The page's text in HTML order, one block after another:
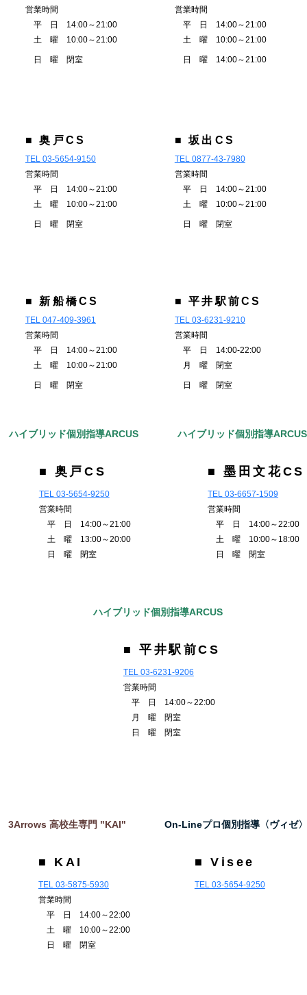
営業時間
平 日 14:00～21:00
土 曜 10:00～21:00
日 曜 閉室
営業時間
平 日 14:00～21:00
土 曜 10:00～21:00
日 曜 14:00～21:00
■ 奥戸CS
TEL 03-5654-9150
営業時間
平 日 14:00～21:00
土 曜 10:00～21:00
日 曜 閉室
■ 坂出CS
TEL 0877-43-7980
営業時間
平 日 14:00～21:00
土 曜 10:00～21:00
日 曜 閉室
■ 新船橋CS
TEL 047-409-3961
営業時間
平 日 14:00～21:00
土 曜 10:00～21:00
日 曜 閉室
■ 平井駅前CS
TEL 03-6231-9210
営業時間
平 日 14:00-22:00
月 曜 閉室
日 曜 閉室
ハイブリッド個別指導ARCUS
■ 奥戸CS
TEL 03-5654-9250
営業時間
平 日 14:00～21:00
土 曜 13:00～20:00
日 曜 閉室
ハイブリッド個別指導ARCUS
■ 墨田文花CS
TEL 03-6657-1509
営業時間
平 日 14:00～22:00
土 曜 10:00～18:00
日 曜 閉室
ハイブリッド個別指導ARCUS
■ 平井駅前CS
TEL 03-6231-9206
営業時間
平 日 14:00～22:00
月 曜 閉室
日 曜 閉室
3Arrows 高校生専門 "KAI"
■ KAI
TEL 03-5875-5930
営業時間
平 日 14:00～22:00
土 曜 10:00～22:00
日 曜 閉室
On-Lineプロ個別指導〈ヴィゼ〉
■ Visee
TEL 03-5654-9250